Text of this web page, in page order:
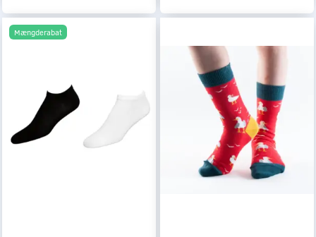
Mængderabat